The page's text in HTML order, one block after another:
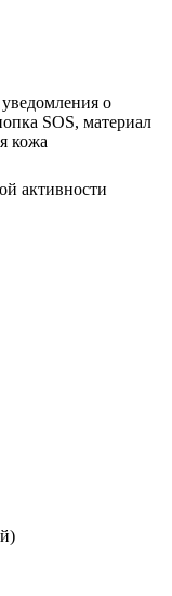
о
SOS, материал
кожа
активности